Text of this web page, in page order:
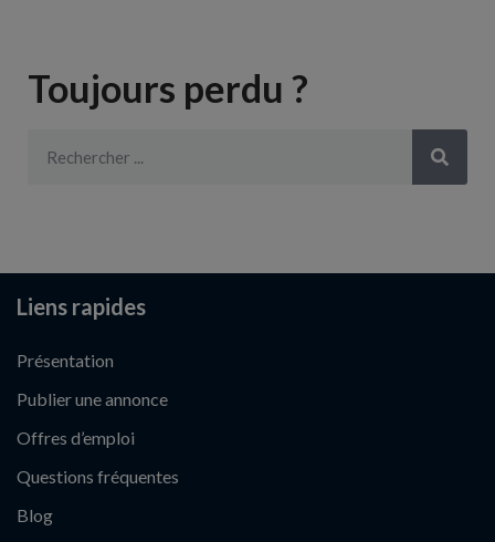
Toujours perdu ?
Liens rapides
Présentation
Publier une annonce
Offres d’emploi
Questions fréquentes
Blog